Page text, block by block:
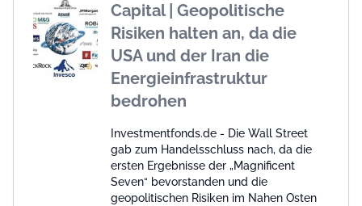
Capital | Geopolitische
Risiken halten an, da die
USA und der Iran die
Energieinfrastruktur
bedrohen
Investmentfonds.de - Die Wall Street
gab zum Handelsschluss nach, da die
ersten Ergebnisse der „Magnificent
Seven“ bevorstanden und die
geopolitischen Risiken im Nahen Osten